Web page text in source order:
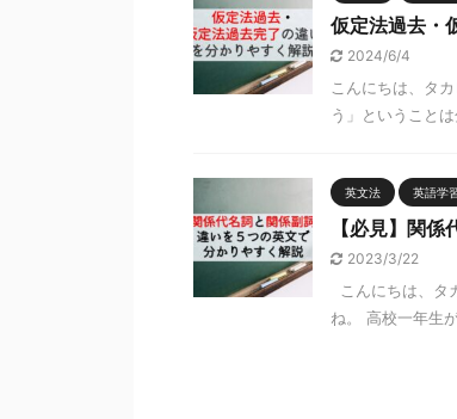
仮定法過去・
2024/6/4
こんにちは、タ
う」ということ
英文法 英語学
【必見】関
2023/3/22
こんにちは、タ
ね。 高校一年生